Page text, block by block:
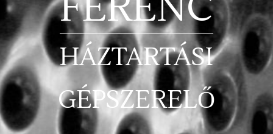
HÁZTARTÁSI
GÉPSZERELŐ